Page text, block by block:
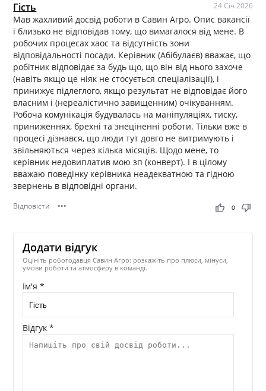
Гість 24 Січ 2026
Мав жахливий досвід роботи в Савин Агро. Опис вакансії
і близько не відповідав тому, що вимагалося від мене. В
робочих процесах хаос та відсутність зони
відповідальності посади. Керівник (Абібулаєв) вважає, що
робітник відповідає за будь що, що він від нього захоче
(навіть якщо це ніяк не стосується спеціалізації), і
принижує підлеглого, якщо результат не відповідає його
власним і (нереалістично завищенним) очікуванням.
Робоча комунікація будувалась на маніпуляціях, тиску,
приниженнях, брехні та знеціненні роботи. Тільки вже в
процесі дізнався, що люди тут довго не витримують і
звільняються через кілька місяців. Щодо мене, то
керівник недовиплатив мою зп (конверт). І в цілому
вважаю поведінку керівника неадекватною та гідною
звернень в відповідні органи.
Відповісти ••• thumb_up thumb_down
0
Додати відгук
Оцініть роботодавця Савин Агро: розкажіть про плюси, мінуси,
умови роботи та атмосферу в команді.
Ім'я *
Відгук *